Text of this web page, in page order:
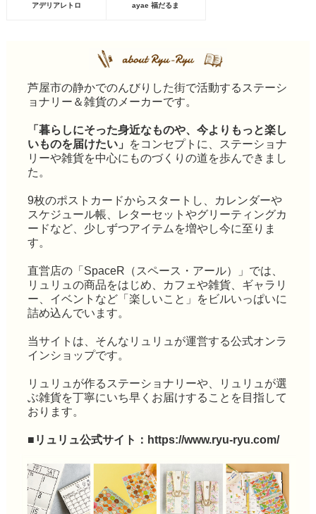
アデリアレトロ ayae 福だるま
芦屋市の静かでのんびりした街で活動するステーシ
ョナリー＆雑貨のメーカーです。
「暮らしにそった身近なものや、今よりもっと楽し
いものを届けたい」
をコンセプトに、ステーショナ
リーや雑貨を中心にものづくりの道を歩んできまし
た。
9枚のポストカードからスタートし、カレンダーや
スケジュール帳、レターセットやグリーティングカ
ードなど、少しずつアイテムを増やし今に至りま
す。
直営店の「SpaceR（スペース・アール）」では、
リュリュの商品をはじめ、カフェや雑貨、ギャラリ
ー、イベントなど「楽しいこと」をビルいっぱいに
詰め込んでいます。
当サイトは、そんなリュリュが運営する公式オンラ
インショップです。
リュリュが作るステーショナリーや、リュリュが選
ぶ雑貨を丁寧にいち早くお届けすることを目指して
おります。
■リュリュ公式サイト： https://www.ryu-ryu.com/